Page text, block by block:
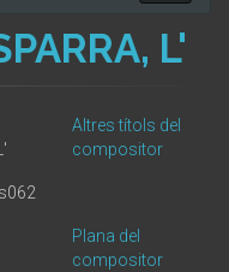
L'
Altres títols del
compositor
Plana del
compositor